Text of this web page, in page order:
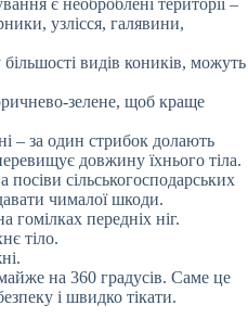
узлісся, галявини,
видів коників, можуть
зелене, щоб краще
– за один стрибок долають
довжину їхнього тіла.
сільськогосподарських
чималої шкоди.
гомілках передніх ніг.
тіло.
на 360 градусів. Саме це
і швидко тікати.